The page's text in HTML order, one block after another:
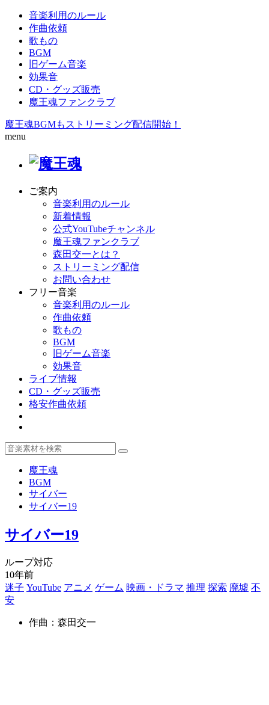
音楽利用のルール
作曲依頼
歌もの
BGM
旧ゲーム音楽
効果音
CD・グッズ販売
魔王魂ファンクラブ
魔王魂BGMもストリーミング配信開始！
menu
ご案内
音楽利用のルール
新着情報
公式YouTubeチャンネル
魔王魂ファンクラブ
森田交一とは？
ストリーミング配信
お問い合わせ
フリー音楽
音楽利用のルール
作曲依頼
歌もの
BGM
旧ゲーム音楽
効果音
ライブ情報
CD・グッズ販売
格安作曲依頼
魔王魂
BGM
サイバー
サイバー19
サイバー19
ループ対応
10年前
迷子 YouTube アニメ ゲーム 映画・ドラマ 推理 探索 廃墟 不
安
作曲：森田交一